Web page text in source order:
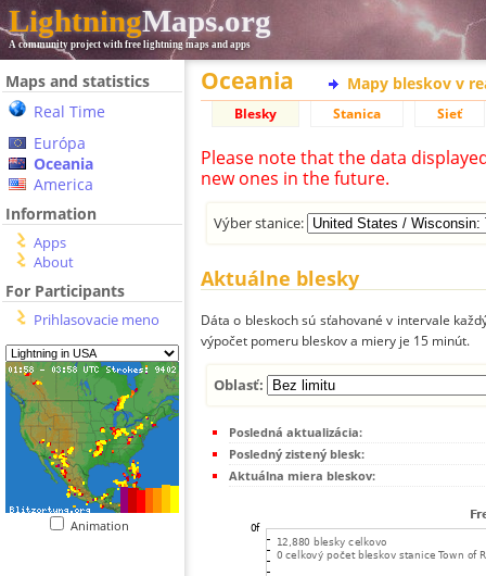
LightningMaps.org
A community project with free lightning maps and apps
Maps and statistics
Real Time
Európa
Oceania
America
Information
Apps
About
For Participants
Prihlasovacie meno
Animation
Oceania Mapy bleskov v
Blesky Stanica Sieť
Please note that the data
new ones in the future.
Výber stanice:
Aktuálne blesky
Dáta o bleskoch sú sťahované v intervale
výpočet pomeru bleskov a miery je 15 minút.
Oblasť:
Posledná aktualizácia:
Posledný zistený blesk:
Aktuálna miera bleskov: